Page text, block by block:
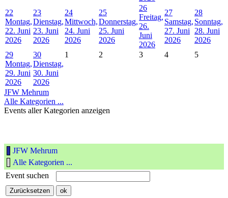
22
Montag,
22. Juni
2026
23
Dienstag,
23. Juni
2026
24
Mittwoch,
24. Juni
2026
25
Donnerstag,
25. Juni
2026
26
Freitag,
26.
Juni
2026
27
Samstag,
27. Juni
2026
28
Sonntag,
28. Juni
2026
29
Montag,
29. Juni
2026
30
Dienstag,
30. Juni
2026
1 2 3 4 5
JFW Mehrum
Alle Kategorien ...
Events aller Kategorien anzeigen
JFW Mehrum
Alle Kategorien ...
Event suchen